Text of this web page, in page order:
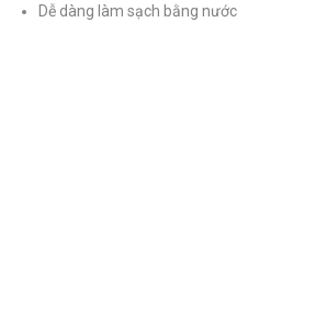
Dễ dàng làm sạch bằng nước